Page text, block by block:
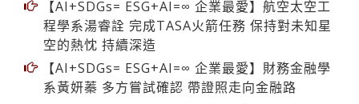
【AI+SDGs= ESG+AI=∞ 企業最愛】航空太空工
程學系湯睿詮 完成TASA火箭任務 保持對未知星
空的熱忱 持續深造
【AI+SDGs= ESG+AI=∞ 企業最愛】財務金融學
系黃妍蓁 多方嘗試確認 帶證照走向金融路